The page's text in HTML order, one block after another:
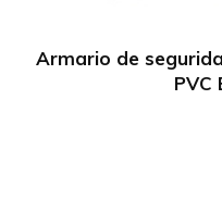
Armario de
PVC